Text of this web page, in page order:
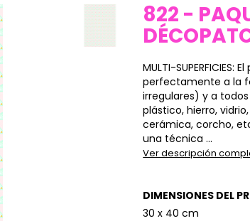
822 -
MULTI-
perfectamente a la
irregulares) y a
plástico, hierro,
cerámica, corcho,
una técnica ...
Ver descripción
DIMENSIONES DEL
30 x 40 cm